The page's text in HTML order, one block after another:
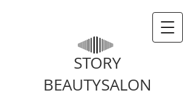
STORY
BEAUTYSALON